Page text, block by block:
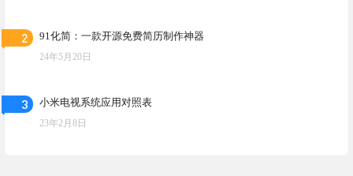
2 91化简：一款开源免费简历制作神器
24年5月20日
3 小米电视系统应用对照表
23年2月8日